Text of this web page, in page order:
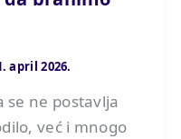
april 2026.
se ne postavlja
već i mnogo